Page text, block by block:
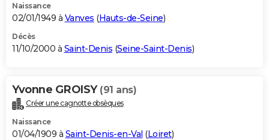
Naissance
02/01/1949 à Vanves (Hauts-de-Seine)
Décès
11/10/2000 à Saint-Denis (Seine-Saint-Denis)
Yvonne GROISY (91 ans)
Créer une cagnotte obsèques
Naissance
01/04/1909 à Saint-Denis-en-Val (Loiret)